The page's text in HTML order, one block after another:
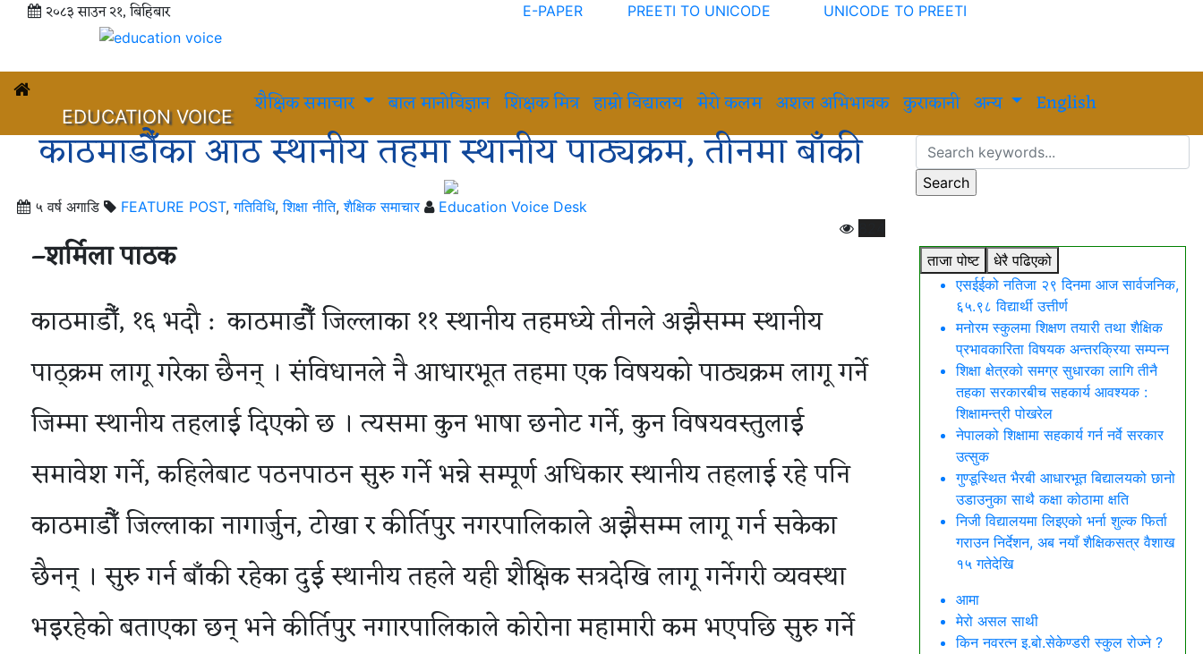
२०८३ साउन २१, बिहिबार E-PAPER PREETI TO UNICODE UNICODE TO PREETI
EDUCATION VOICE शैक्षिक समाचार बाल मानोविज्ञान शिक्षक मित्र हाम्रो विद्यालय मेरो कलम अशल अभिभावक कुराकानी अन्य English
काठमाडौँका आठ स्थानीय तहमा स्थानीय पाठ्यक्रम, तीनमा बाँकी
५ वर्ष अगाडि FEATURE POST,गतिविधि,शिक्षा नीति,शैक्षिक समाचार
Education Voice Desk
–शर्मिलापाठक
काठमाडौँ, १६ भदौ : काठमाडौँ जिल्लाका ११ स्थानीय तहमध्ये तीनले अझैसम्म स्थानीय
पाठ्क्रम लागू गरेका छैनन् । संविधानले नै आधारभूत तहमा एक विषयको पाठ्यक्रम लागू गर्ने
जिम्मा स्थानीय तहलाई दिएको छ । त्यसमा कुन भाषा छनोट गर्ने, कुन विषयवस्तुलाई
समावेश गर्ने, कहिलेबाट पठनपाठन सुरु गर्ने भन्ने सम्पूर्ण अधिकार स्थानीय तहलाई रहे पनि
काठमाडौँ जिल्लाका नागार्जुन, टोखा र कीर्तिपुर नगरपालिकाले अझैसम्म लागू गर्न सकेका
छैनन् । सुरु गर्न बाँकी रहेका दुई स्थानीय तहले यही शैक्षिक सत्रदेखि लागू गर्नेगरी व्यवस्था
भइरहेको बताएका छन् भने कीर्तिपुर नगारपालिकाले कोरोना महामारी कम भएपछि सुरु गर्ने
ताजा पोष्ट
धेरै पढिएको
एसईईको नतिजा २९ दिनमा आज सार्वजनिक,
६५.९८ विद्यार्थी उत्तीर्ण
मनोरम स्कुलमा शिक्षण तयारी तथा शैक्षिक
प्रभावकारिता विषयक अन्तरक्रिया सम्पन्न
शिक्षा क्षेत्रको समग्र सुधारका लागि तीनै
तहका सरकारबीच सहकार्य आवश्यक :
शिक्षामन्त्री पोखरेल
नेपालको शिक्षामा सहकार्य गर्न नर्वे सरकार
उत्सुक
गुण्डूस्थित भैरबी आधारभूत बिद्यालयको छानो
उडाउनुका साथै कक्षा कोठामा क्षति
निजी विद्यालयमा लिइएको भर्ना शुल्क फिर्ता
गराउन निर्देशन, अब नयाँ शैक्षिकसत्र वैशाख
१५ गतेदेखि
आमा
मेरो असल साथी
किन नवरत्न इ.बो.सेकेण्डरी स्कुल रोज्ने ?